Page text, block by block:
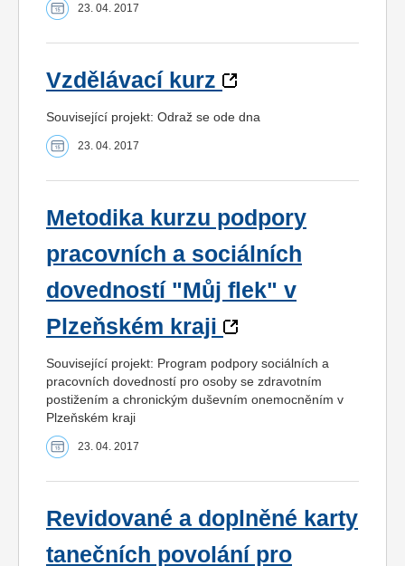
23. 04. 2017
Vzdělávací kurz
Související projekt: Odraž se ode dna
23. 04. 2017
Metodika kurzu podpory
pracovních a sociálních
dovedností "Můj flek" v
Plzeňském kraji
Související projekt: Program podpory sociálních a
pracovních dovedností pro osoby se zdravotním
postižením a chronickým duševním onemocněním v
Plzeňském kraji
23. 04. 2017
Revidované a doplněné karty
tanečních povolání pro